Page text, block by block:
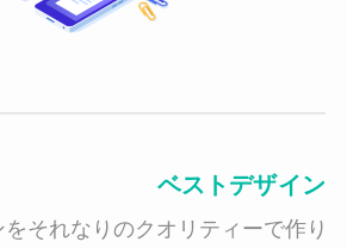
ベストデザイン
それなりのクオリティーで作り